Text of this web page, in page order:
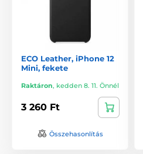
ECO Leather, iPhone 12
Mini, fekete
Raktáron, kedden 8. 11. Önnél
3 260 Ft
Összehasonlítás